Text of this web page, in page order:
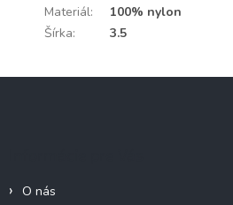
Materiál:
100% nylon
Šírka: 3.5
O nás